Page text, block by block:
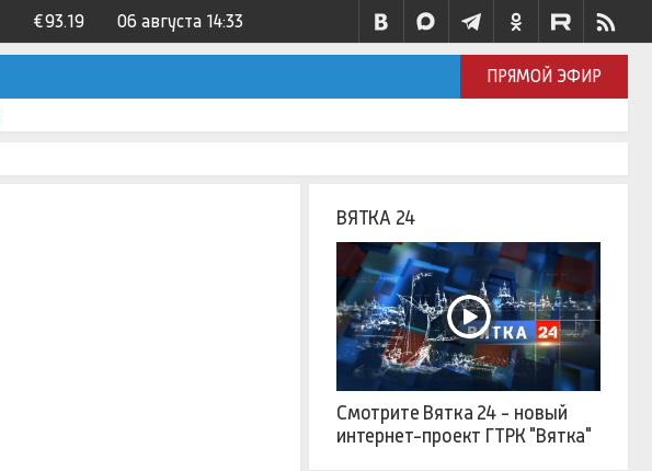
€93.19 06 августа 14:33
ПРЯМОЙ ЭФИР
ВЯТКА 24
Смотрите Вятка 24 - новый
интернет-проект ГТРК "Вятка"